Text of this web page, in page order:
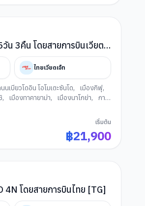
น 3คืน โดยสายการบินเวียต
ไทยเวียตเจ็ท
นเบียวโดอิน โอโมเตะซันโด, เมืองกิฟุ,
, เมืองทาคายาม่า, เมืองนาโกย่า,
การ
เริ่มต้น
฿21,900
HAKUBA TOKYO FUJI KOCHIA 7D 4N โดยสายการบินไทย [TG]